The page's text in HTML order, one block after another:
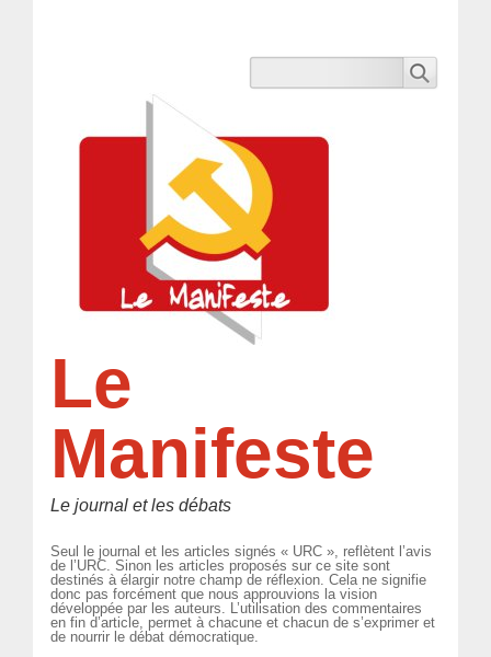
Le
Manifeste
Le journal et les débats
Seul le journal et les articles signés « URC », reflètent l’avis
de l’URC. Sinon les articles proposés sur ce site sont
destinés à élargir notre champ de réflexion. Cela ne signifie
donc pas forcément que nous approuvions la vision
développée par les auteurs. L’utilisation des commentaires
en fin d’article, permet à chacune et chacun de s’exprimer et
de nourrir le débat démocratique.